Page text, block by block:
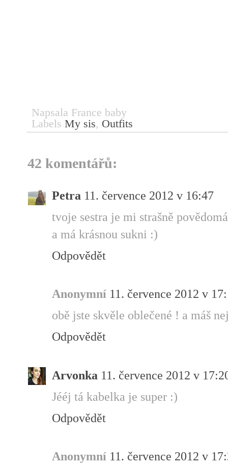
Napsala France baby
Labels My sis, Outfits
42 komentářů:
Petra 11. července 2012 v 16:47
tvoje sestra je mi strašně
a má krásnou sukni :)
Odpovědět
Anonymní 11. července 2012 v
obě jste skvěle oblečené ! a máš
Odpovědět
Arvonka 11. července 2012 v
Jééj tá kabelka je super :)
Odpovědět
Anonymní 11. července 2012 v